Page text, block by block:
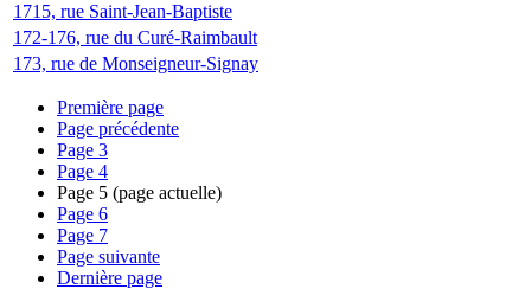
1715, rue Saint-Jean-Baptiste
172-176, rue du Curé-Raimbault
173, rue de Monseigneur-Signay
Première page
Page précédente
Page 3
Page 4
Page 5 (page actuelle)
Page 6
Page 7
Page suivante
Dernière page